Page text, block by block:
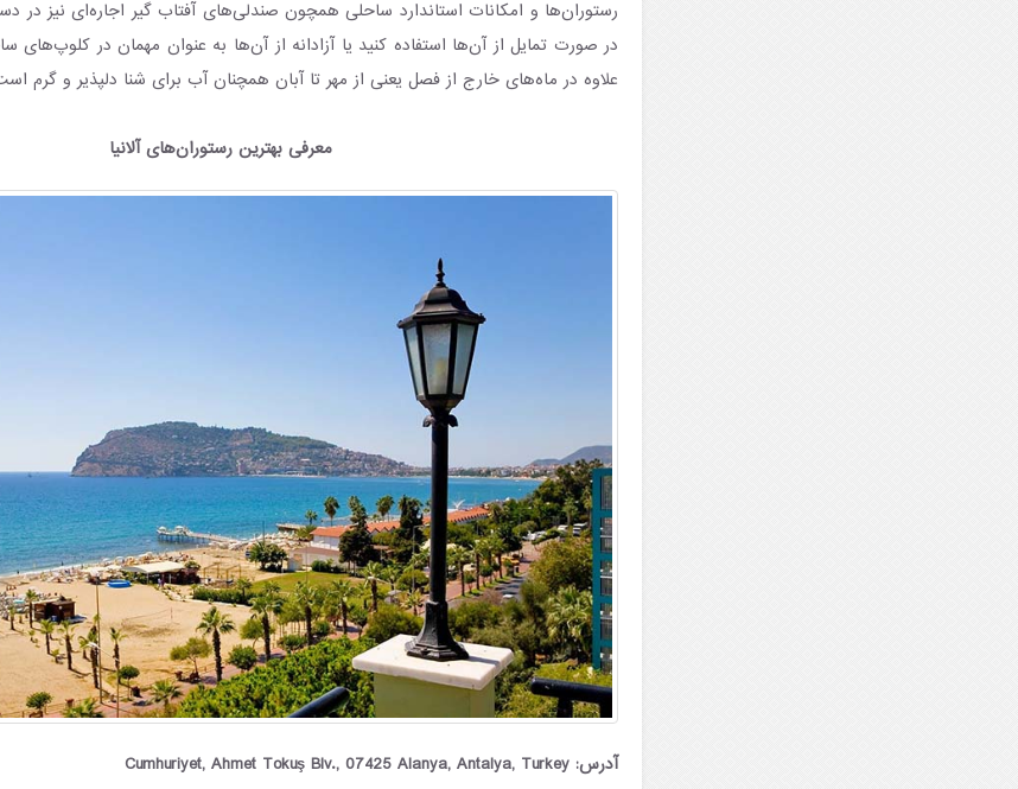
رستوران‌ها و امکانات استاندارد ساحلی همچون صندلی‌های آفتاب گیر اجاره‌ای نیز در
در صورت تمایل از آن‌ها استفاده کنید یا آزادانه از آن‌ها به عنوان مهمان در کلوپ‌های
علاوه در ماه‌های خارج از فصل یعنی از مهر تا آبان همچنان آب برای شنا دلپذیر و گرم
معرفی بهترین رستوران‌های آلانیا
آدرس: Cumhuriyet, Ahmet Tokuş Blv., 07425 Alanya, Antalya, Turkey